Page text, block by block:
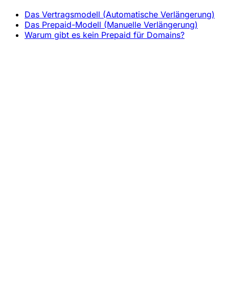
Das Vertragsmodell (Automatische Verlängerung)
Das Prepaid-Modell (Manuelle Verlängerung)
Warum gibt es kein Prepaid für Domains?